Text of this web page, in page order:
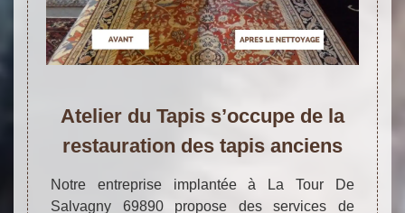
Atelier du Tapis s’occupe de la
restauration des tapis anciens
Notre entreprise implantée à La Tour De
Salvagny 69890 propose des services de